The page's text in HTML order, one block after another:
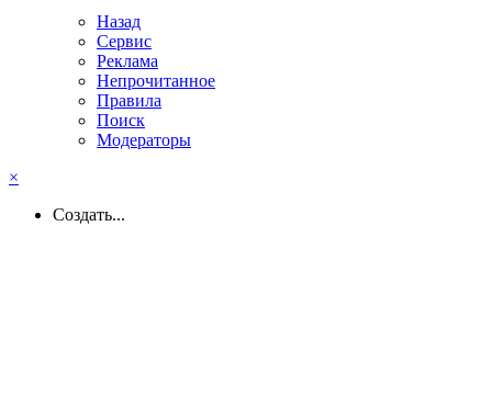
Назад
Сервис
Реклама
Непрочитанное
Правила
Поиск
Модераторы
×
Создать...